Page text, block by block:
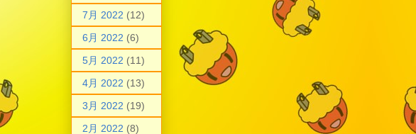
7月 2022 (12)
6月 2022 (6)
5月 2022 (11)
4月 2022 (13)
3月 2022 (19)
2月 2022 (8)